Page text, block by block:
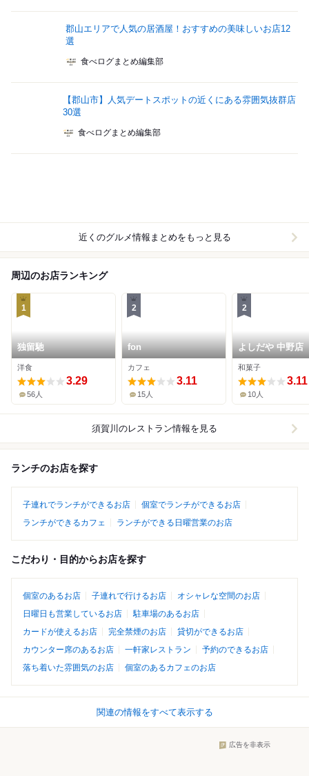
郡山エリアで人気の居酒屋！おすすめの美味しいお店12
選
食べログまとめ編集部
【郡山市】人気デートスポットの近くにある雰囲気抜群店
30選
食べログまとめ編集部
近くのグルメ情報まとめをもっと見る
周辺のお店ランキング
1
独留馳
洋食
3.29
56人
2
fon
カフェ
3.11
15人
2
よしだや 中野店
和菓子
3.11
10人
須賀川 のレストラン情報を見る
ランチのお店を探す
子連れでランチができるお店
個室でランチができるお店
ランチができるカフェ
ランチができる日曜営業のお店
こだわり・目的からお店を探す
個室のあるお店 子連れで行けるお店
オシャレな空間のお店
日曜日も営業しているお店
駐車場のあるお店
カードが使えるお店
完全禁煙のお店
貸切ができるお店
カウンター席のあるお店
一軒家レストラン
予約のできるお店
落ち着いた雰囲気のお店
個室のあるカフェのお店
関連の情報をすべて表示する
広告を非表示